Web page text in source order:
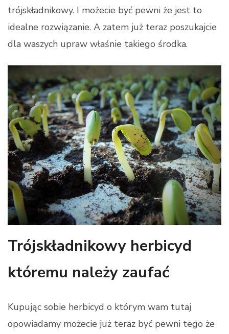
trójskładnikowy. I możecie być pewni że jest to
idealne rozwiązanie. A zatem już teraz poszukajcie
dla waszych upraw właśnie takiego środka.
Trójskładnikowy herbicyd
któremu należy zaufać
Kupując sobie herbicyd o którym wam tutaj
opowiadamy możecie już teraz być pewni tego że